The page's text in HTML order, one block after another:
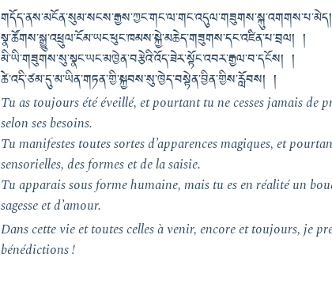
སྣ་ཚོགས་སྒྱུ་འཕྲུལ་ངོམ་ཡང་ཕུང་ཁམས་སྐྱེ་མཆེད་གཟུགས་དང་འཛིན་པ་བྲལ། །
མི་ཡི་གཟུགས་སུ་སྣང་ཡང་མཁྱེན་བརྩེའི་འོད་ཟེར་སྟོང་འབར་རྒྱལ་བ་དངོས། །
ཚེ་འདི་ཙམ་དུ་མ་ཡིན་གཏན་གྱི་སྐྱབས་སུ་ཁྱེད་བསྟེན་བྱིན་གྱིས་རློབས། །
Tu as toujours été éveillé, et pourtant tu ne cesses jamais
selon ses besoins.
Tu manifestes toutes sortes d’apparences magiques, et
sensorielles, des formes et de la saisie.
Tu apparais sous forme humaine, mais tu es en réalité un
sagesse et d’amour.
Dans cette vie et toutes celles à venir, encore et toujours, je
bénédictions !